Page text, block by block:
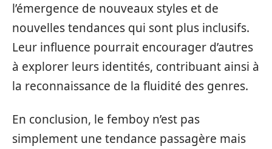
l’émergence de nouveaux styles et de
nouvelles tendances qui sont plus inclusifs.
Leur influence pourrait encourager d’autres
à explorer leurs identités, contribuant ainsi à
la reconnaissance de la fluidité des genres.
En conclusion, le femboy n’est pas
simplement une tendance passagère mais